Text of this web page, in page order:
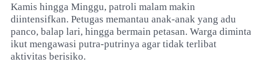
Kamis hingga Minggu, patroli malam makin
diintensifkan. Petugas memantau anak-anak yang adu
panco, balap lari, hingga bermain petasan. Warga diminta
ikut mengawasi putra-putrinya agar tidak terlibat
aktivitas berisiko.